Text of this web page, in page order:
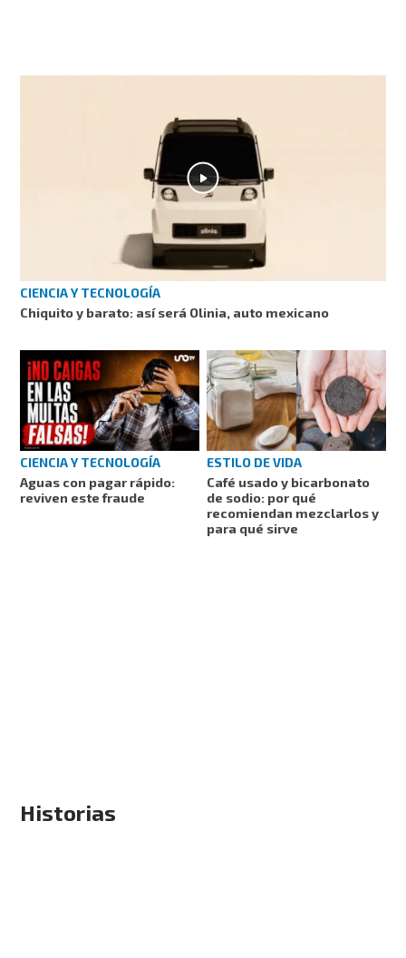
CIENCIA Y TECNOLOGÍA
Chiquito y barato: así será Olinia, auto mexicano
CIENCIA Y TECNOLOGÍA
Aguas con pagar rápido:
reviven este fraude
ESTILO DE VIDA
Café usado y bicarbonato
de sodio: por qué
recomiendan mezclarlos y
para qué sirve
Historias